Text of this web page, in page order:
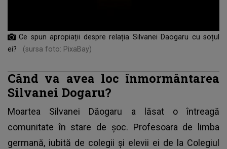
Ce spun apropiații despre relația Silvanei Daogaru cu soțul
ei?
(sursa foto: PixaBay)
Când va avea loc înmormântarea
Silvanei Dogaru?
Moartea Silvanei Dăogaru a lăsat o întreagă
comunitate în stare de șoc. Profesoara de limba
germană, iubită de colegii și elevii ei de la Colegiul